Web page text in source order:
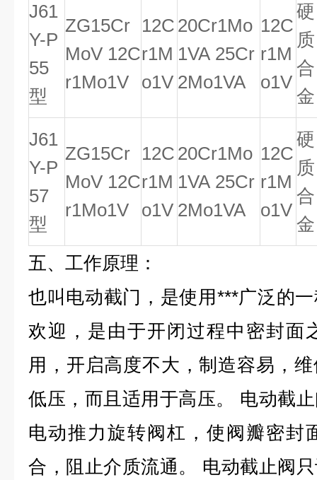
J61
Y-P
55
型
ZG15Cr
MoV 12C
r1Mo1V
12C
r1M
o1V
20Cr1Mo
1VA 25Cr
2Mo1VA
12C
r1M
o1V
硬
质
合
金
J61
Y-P
57
型
ZG15Cr
MoV 12C
r1Mo1V
12C
r1M
o1V
20Cr1Mo
1VA 25Cr
2Mo1VA
12C
r1M
o1V
硬
质
合
金
五、工作原理：
也叫电动截门，是使用***广泛的
欢迎，是由于开闭过程中密封面
用，开启高度不大，制造容易，
低压，而且适用于高压。 电动截
电动推力旋转阀杠，使阀瓣密封
合，阻止介质流通。 电动截止阀